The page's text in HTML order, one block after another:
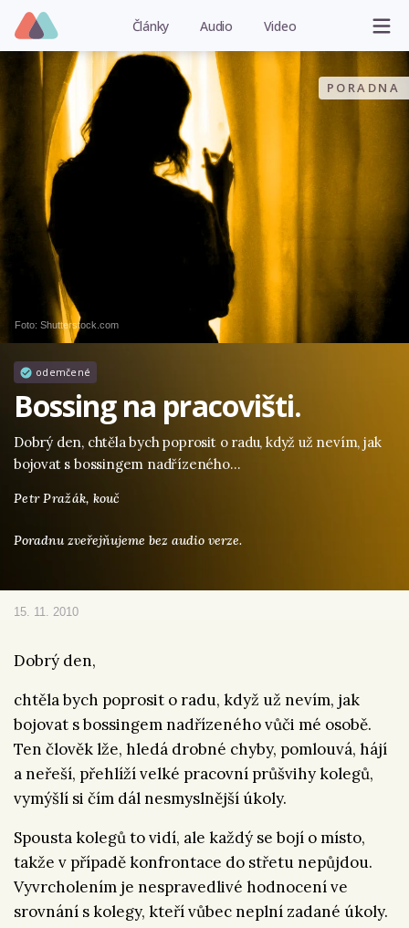
Články Audio Video
PORADNA
Foto: Shutterstock.com
odemčené
Bossing na pracovišti.
Dobrý den, chtěla bych poprosit o radu, když už nevím, jak
bojovat s bossingem nadřízeného…
Petr Pražák, kouč
Poradnu zveřejňujeme bez audio verze.
15. 11. 2010
Dobrý den,
chtěla bych poprosit o radu, když už nevím, jak
bojovat s bossingem nadřízeného vůči mé osobě.
Ten člověk lže, hledá drobné chyby, pomlouvá, hájí
a neřeší, přehlíží velké pracovní průšvihy kolegů,
vymýšlí si čím dál nesmyslnější úkoly.
Spousta kolegů to vidí, ale každý se bojí o místo,
takže v případě konfrontace do střetu nepůjdou.
Vyvrcholením je nespravedlivé hodnocení ve
srovnání s kolegy, kteří vůbec neplní zadané úkoly.